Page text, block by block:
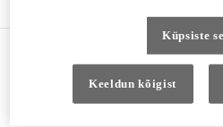
Mugavus
Automaatselt
Küpsiste
Keeldun kõigist